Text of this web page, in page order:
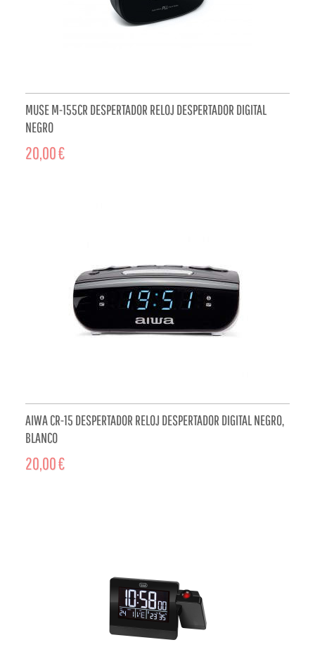
MUSE M-155CR DESPERTADOR RELOJ DESPERTADOR DIGITAL
NEGRO
20,00 €
AIWA CR-15 DESPERTADOR RELOJ DESPERTADOR DIGITAL NEGRO,
BLANCO
20,00 €